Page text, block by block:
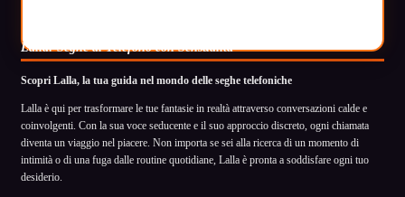
Lalla: Seghe al Telefono con Sensualità
Scopri Lalla, la tua guida nel mondo delle seghe telefoniche
Lalla è qui per trasformare le tue fantasie in realtà attraverso conversazioni calde e
coinvolgenti. Con la sua voce seducente e il suo approccio discreto, ogni chiamata
diventa un viaggio nel piacere. Non importa se sei alla ricerca di un momento di
intimità o di una fuga dalle routine quotidiane, Lalla è pronta a soddisfare ogni tuo
desiderio.